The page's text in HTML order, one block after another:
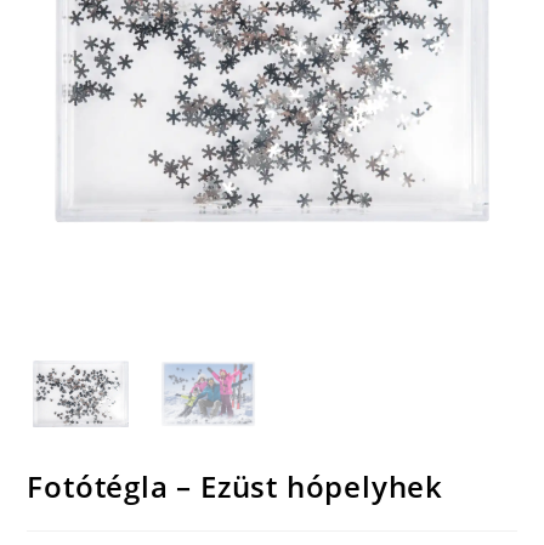
Fotótégla – Ezüst hópelyhek